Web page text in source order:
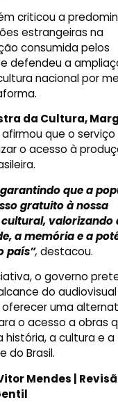
criticou a
estrangeiras na
consumida pelos
defendeu a
nacional por
da Cultura,
afirmou que o
o acesso à
que a
gratuito à nossa
valorizando
a memória e a
país”, destacou.
o governo
do audiovisual
oferecer uma
o acesso a obras
a cultura e a
do Brasil.
Mendes |